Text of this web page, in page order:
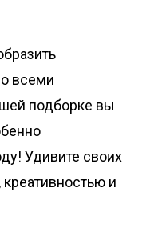
всеми
подборке вы
Удивите своих
креативностью и